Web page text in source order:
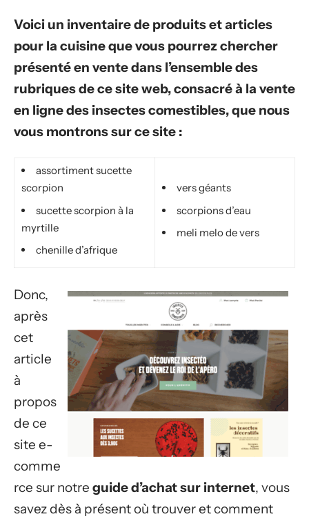
Voici un inventaire de produits et articles
pour la cuisine que vous pourrez chercher
présenté en vente dans l’ensemble des
rubriques de ce site web, consacré à la vente
en ligne des insectes comestibles, que nous
vous montrons sur ce site :
assortiment sucette
scorpion
sucette scorpion à la
myrtille
chenille d’afrique
vers géants
scorpions d’eau
meli melo de vers
Donc,
après
cet
article
à
propos
de ce
site e-
comme
rce sur notre guide d’achat sur internet, vous
savez dès à présent où trouver et comment